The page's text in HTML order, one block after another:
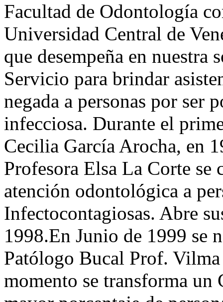
Facultad de Odontología
Universidad Central de
que desempeña en nuestra
Servicio para brindar
negada a personas por ser
infecciosa. Durante el
Cecilia García Arocha, en
Profesora Elsa La Corte
atención odontológica a
Infectocontagiosas. Abre
1998.En Junio de 1999 se
Patólogo Bucal Prof.
momento se transforma un